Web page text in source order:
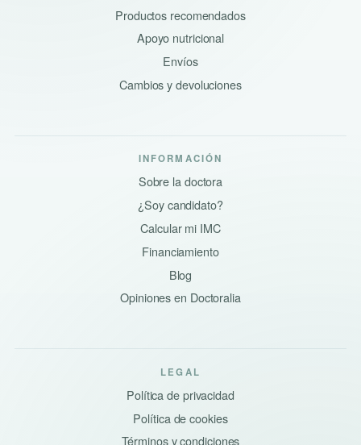
Productos recomendados
Apoyo nutricional
Envíos
Cambios y devoluciones
INFORMACIÓN
Sobre la doctora
¿Soy candidato?
Calcular mi IMC
Financiamiento
Blog
Opiniones en Doctoralia
LEGAL
Política de privacidad
Política de cookies
Términos y condiciones